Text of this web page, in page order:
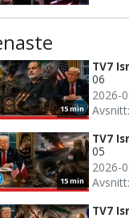
15 min
TV7
06
2026-
15 min
TV7
05
2026-
TV7